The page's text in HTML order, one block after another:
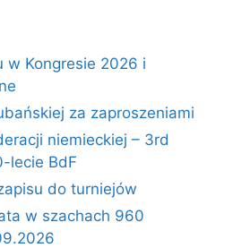
w Kongresie 2026 i
za zaproszeniami
niemieckiej – 3rd
lecie BdF
do turniejów
w szachach 960